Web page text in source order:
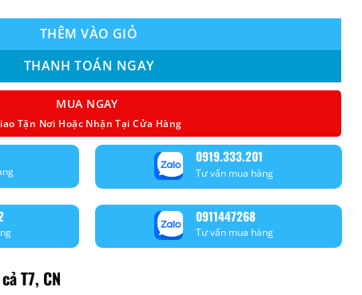
THÊM VÀO GIỎ
THANH TOÁN NGAY
MUA NGAY
Tận Nơi Hoặc Nhận Tại Cửa Hàng
0919.333.201
Tư vấn mua hàng
0911447268
Tư vấn mua hàng
T7, CN